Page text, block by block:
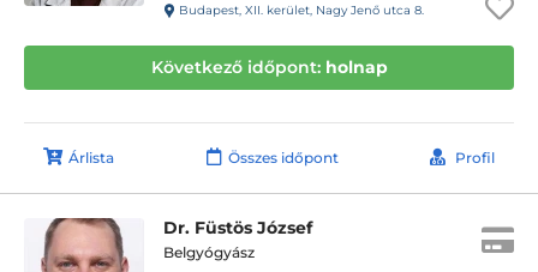
Budapest, XII. kerület, Nagy Jenő utca 8.
Következő időpont: holnap
Árlista Összes időpont Profil
Dr. Füstös József
Belgyógyász